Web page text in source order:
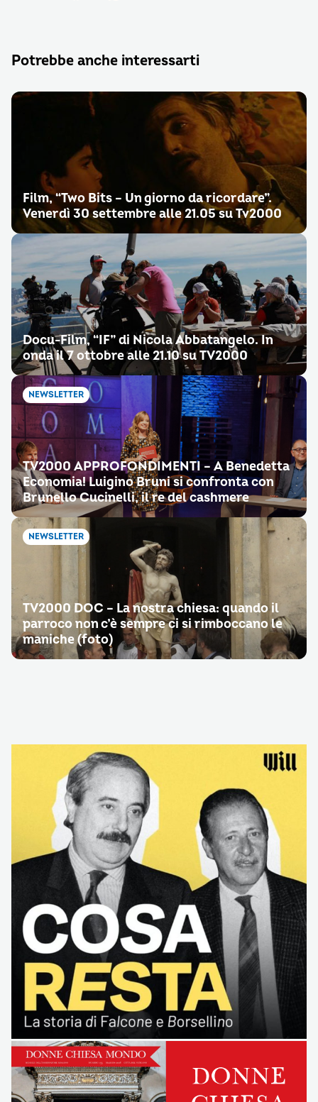
Potrebbe anche interessarti
Film, “Two Bits – Un giorno da ricordare”.
Venerdì 30 settembre alle 21.05 su Tv2000
Docu-Film, “IF” di Nicola Abbatangelo. In
onda il 7 ottobre alle 21.10 su TV2000
NEWSLETTER
TV2000 APPROFONDIMENTI – A Benedetta
Economia! Luigino Bruni si confronta con
Brunello Cucinelli, il re del cashmere
NEWSLETTER
TV2000 DOC – La nostra chiesa: quando il
parroco non c’è sempre ci si rimboccano le
maniche (foto)